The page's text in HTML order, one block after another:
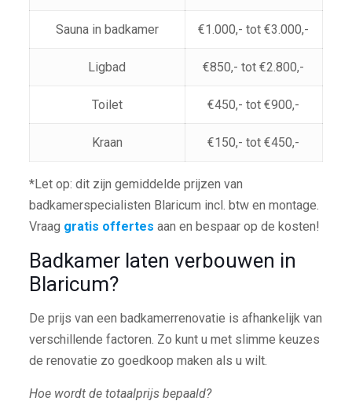
Sauna in badkamer €1.000,- tot €3.000,-
Ligbad €850,- tot €2.800,-
Toilet €450,- tot €900,-
Kraan €150,- tot €450,-
*Let op: dit zijn gemiddelde prijzen van
badkamerspecialisten Blaricum incl. btw en montage.
Vraag gratis offertes aan en bespaar op de kosten!
Badkamer laten verbouwen in
Blaricum?
De prijs van een badkamerrenovatie is afhankelijk van
verschillende factoren. Zo kunt u met slimme keuzes
de renovatie zo goedkoop maken als u wilt.
Hoe wordt de totaalprijs bepaald?